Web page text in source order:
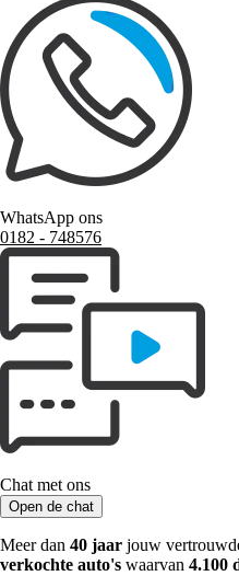
WhatsApp ons
0182 ‑ 748576
Chat met ons
Open de chat
Meer dan 40 jaar jouw
verkochte auto's waarvan 4.100